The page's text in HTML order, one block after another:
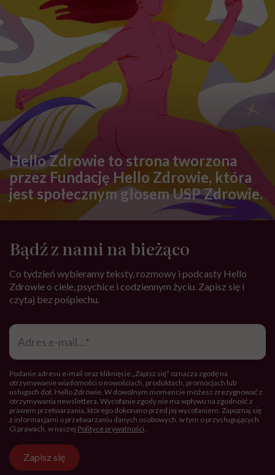
Hello Zdrowie to strona tworzona
przez Fundację Hello Zdrowie, która
jest społecznym głosem USP Zdrowie.
Bądź z nami na bieżąco
Co tydzień wybieramy teksty, rozmowy i podcasty Hello
Zdrowie o ciele, psychice i codziennym życiu. Zapisz się i
czytaj bez pośpiechu.
Adres
mail*
Podanie adresu e-mail oraz kliknięcie „Zapisz się” oznacza zgodę na
otrzymywanie wiadomości o nowościach, produktach, promocjach lub
usługach dot. Hello Zdrowie. W dowolnym momencie możesz zrezygnować z
otrzymywania newslettera. Wycofanie zgody nie ma wpływu na zgodność z
prawem przetwarzania, którego dokonano przed jej wycofaniem. Zapoznaj się
z informacjami o przetwarzaniu danych osobowych, w tym o przysługujących
Ci prawach, w naszej Polityce prywatności
Zapisz się